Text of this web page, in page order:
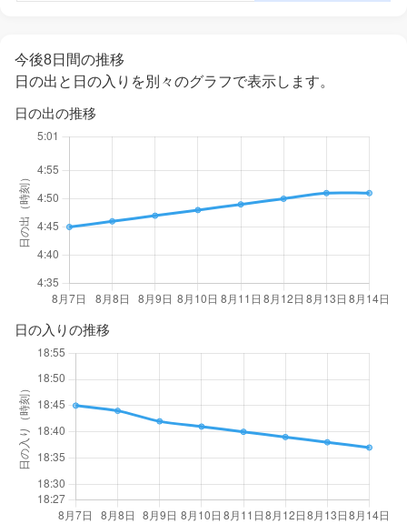
今後8日間の推移
日の出と日の入りを別々のグラフで表示します。
日の出の推移
日の入りの推移